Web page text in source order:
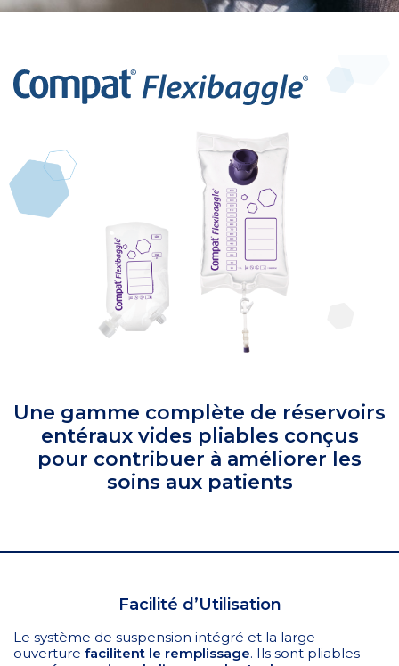
Une gamme complète de réservoirs
entéraux vides pliables conçus
pour contribuer à améliorer les
soins aux patients
Facilité d’Utilisation
Le système de suspension intégré et la large
ouverture facilitent le remplissage. Ils sont pliables